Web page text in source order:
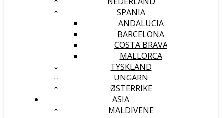
SPANIA
ANDALUCIA
BARCELONA
COSTA BRAVA
MALLORCA
TYSKLAND
UNGARN
ØSTERRIKE
ASIA
MALDIVENE